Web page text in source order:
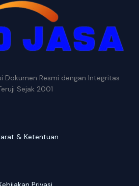
Dokumen Resmi dengan Integritas
Sejak 2001
& Ketentuan